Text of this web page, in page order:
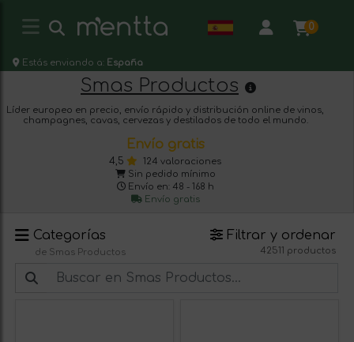
0
Estás enviando a: España
Smas Productos
Líder europeo en precio, envío rápido y distribución online de vinos,
champagnes, cavas, cervezas y destilados de todo el mundo.
Envío gratis
4,5
124 valoraciones
Sin pedido mínimo
Envío en: 48 - 168 h
Envío gratis
Categorías
de Smas Productos
Filtrar y ordenar
42511 productos